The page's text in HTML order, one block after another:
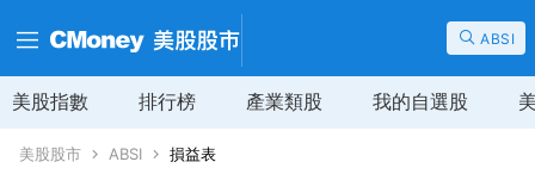
ABSI
美股指數 排行榜 產業類股 我的自選股
美股股市 ABSI 損益表